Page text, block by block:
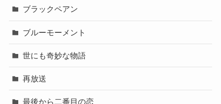
ブラックペアン
ブルーモーメント
世にも奇妙な物語
再放送
最後から二番目の恋